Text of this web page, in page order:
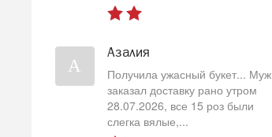
А
Азалия
Получила ужасный букет... Муж
заказал доставку рано утром
28.07.2026, все 15 роз были
слегка вялые,...